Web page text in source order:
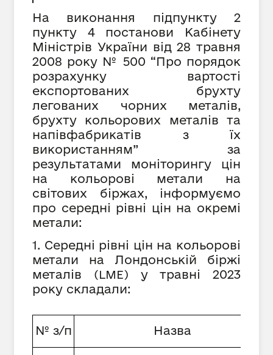
На виконання підпункту 2
пункту 4 постанови Кабінету
Міністрів України від 28 травня
2008 року № 500 “Про порядок
розрахунку вартості
експортованих брухту
легованих чорних металів,
брухту кольорових металів та
напівфабрикатів з їх
використанням” за
результатами моніторингу цін
на кольорові метали на
світових біржах, інформуємо
про середні рівні цін на окремі
метали:
1. Середні рівні цін на кольорові
метали на Лондонській біржі
металів
(LME)
у травні 2023
року складали:
№ з/п Назва